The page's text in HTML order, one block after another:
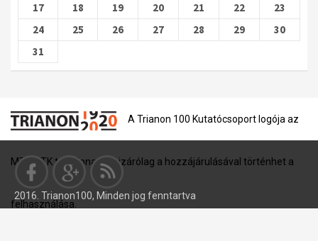
17
18 19 20 21 22
23
24
25 26 27 28 29
30
31
A Trianon 100 Kutatócsoport logója az
MTA BTK tulajdona, és kizárólag a hozzájárulásával történhet a
felhasználása.
2016. Trianon100, Minden jog fenntartva